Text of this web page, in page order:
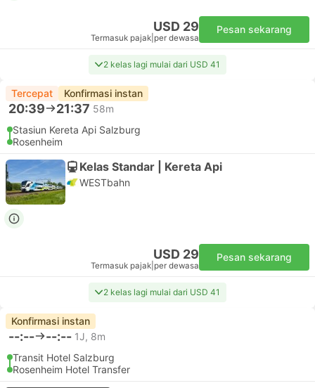
USD 29
Termasuk pajak per dewasa
Pesan sekarang
2 kelas lagi mulai dari USD 41
Tercepat Konfirmasi instan
20:39 21:37 58m
Stasiun Kereta Api Salzburg
Rosenheim
Kelas Standar | Kereta Api
WESTbahn
USD 29
Termasuk pajak per dewasa
Pesan sekarang
2 kelas lagi mulai dari USD 41
Konfirmasi instan
--:-- --:-- 1J, 8m
Transit Hotel Salzburg
Rosenheim Hotel Transfer